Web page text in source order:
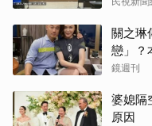
關之琳
戀」？
鏡週刊
婆媳隔
原因